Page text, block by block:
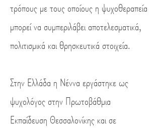
τρόπους με τους οποίους η ψυχοθεραπεία
μπορεί να συμπεριλάβει αποτελεσματικά,
πολιτισμικά και θρησκευτικά στοιχεία.
Στην Ελλάδα η Νέννα εργάστηκε ως
ψυχολόγος στην Πρωτοβάθμια
Εκπαίδευση Θεσσαλονίκης και σε